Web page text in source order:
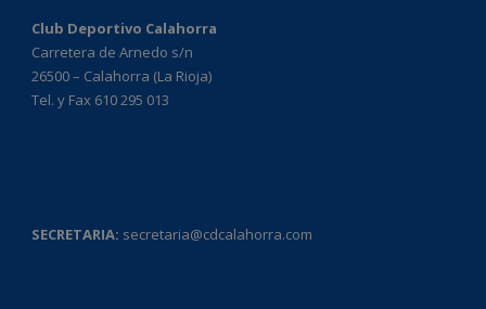
Club Deportivo Calahorra
Carretera de Arnedo s/n
26500 – Calahorra (La Rioja)
Tel. y Fax 610 295 013
SECRETARIA: secretaria@cdcalahorra.com